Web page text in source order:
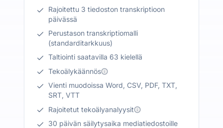
Rajoitettu 3 tiedoston transkriptioon
päivässä
Perustason transkriptiomalli
(standarditarkkuus)
Taltiointi saatavilla 63 kielellä
Tekoälykäännös
Vienti muodoissa Word, CSV, PDF, TXT,
SRT, VTT
Rajoitetut tekoälyanalyysit
30 päivän säilytysaika mediatiedostoille